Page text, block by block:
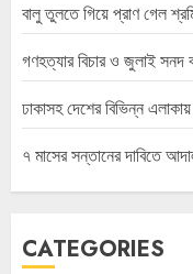
বালু তুলতে গিয়ে প্রাণ গেল
গণহত্যার বিচার ও জুলাই সনদ
ঢাকাসহ দেশের বিভিন্ন
৭ মাসের সন্তানের দাবিতে
CATEGORIES